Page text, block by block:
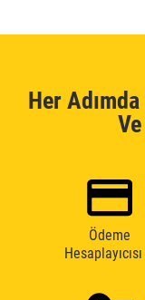
Her
Ödeme
Hesaplayıcısı